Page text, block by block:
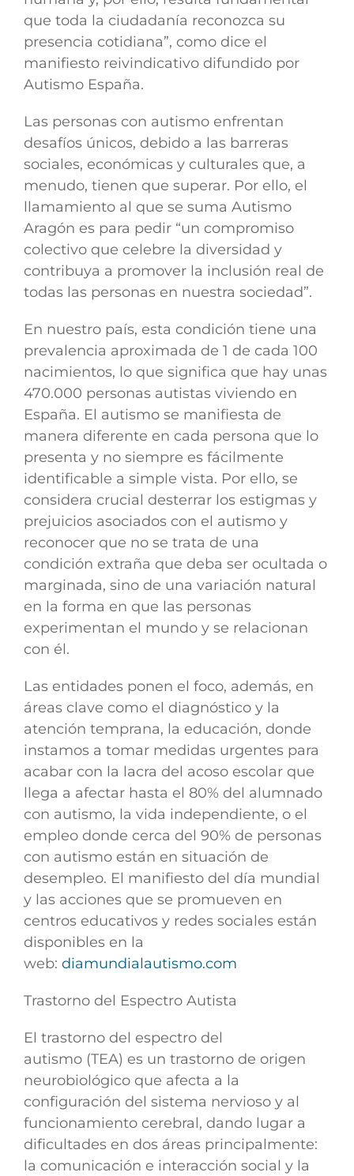
que toda la ciudadanía reconozca su
presencia cotidiana”, como dice el
manifiesto reivindicativo difundido por
Autismo España.
Las personas con autismo enfrentan
desafíos únicos, debido a las barreras
sociales, económicas y culturales que, a
menudo, tienen que superar. Por ello, el
llamamiento al que se suma Autismo
Aragón es para pedir “un compromiso
colectivo que celebre la diversidad y
contribuya a promover la inclusión real de
todas las personas en nuestra sociedad”.
En nuestro país, esta condición tiene una
prevalencia aproximada de 1 de cada 100
nacimientos, lo que significa que hay unas
470.000 personas autistas viviendo en
España. El autismo se manifiesta de
manera diferente en cada persona que lo
presenta y no siempre es fácilmente
identificable a simple vista. Por ello, se
considera crucial desterrar los estigmas y
prejuicios asociados con el autismo y
reconocer que no se trata de una
condición extraña que deba ser ocultada o
marginada, sino de una variación natural
en la forma en que las personas
experimentan el mundo y se relacionan
con él.
Las entidades ponen el foco, además, en
áreas clave como el diagnóstico y la
atención temprana, la educación, donde
instamos a tomar medidas urgentes para
acabar con la lacra del acoso escolar que
llega a afectar hasta el 80% del alumnado
con autismo, la vida independiente, o el
empleo donde cerca del 90% de personas
con autismo están en situación de
desempleo. El manifiesto del día mundial
y las acciones que se promueven en
centros educativos y redes sociales están
disponibles en la
web: diamundialautismo.com
Trastorno del Espectro Autista
El trastorno del espectro del
autismo(TEA) es un trastorno de origen
neurobiológico que afecta a la
configuración del sistema nervioso y al
funcionamiento cerebral, dando lugar a
dificultades en dos áreas principalmente:
la comunicación e interacción social y la